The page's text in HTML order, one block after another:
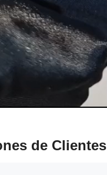
de Clientes